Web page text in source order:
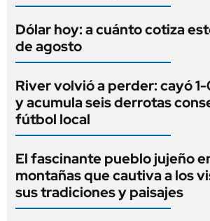
Dólar hoy: a cuánto cotiza
de agosto
River volvió a perder: cayó
y acumula seis derrotas
fútbol local
El fascinante pueblo jujeño
montañas que cautiva a los
sus tradiciones y paisajes